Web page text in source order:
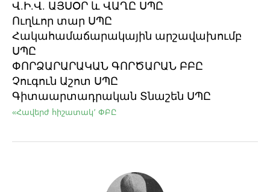
Վ.Ի.Վ. ԱՅՍՕՐ և ՎԱՂԸ ՍՊԸ
Ուղևոր տար ՍՊԸ
Հակահամաճարակային արշավախումբ
ՍՊԸ
ՓՈՐՁԱՐԱՐԱԿԱՆ ԳՈՐԾԱՐԱՆ ԲԲԸ
Չուգուն Աշոտ ՍՊԸ
Գիտաարտադրական Տնաշեն ՍՊԸ
«Հավերժ հիշատակ՚ ՓԲԸ